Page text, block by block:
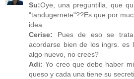
Su:Oye, una preguntilla, que
"tandugernete"??Es que por
idea.
Cerise: Pues de eso se
acordarse bien de los ingrs. es
algo nuevo, no crees?
Adi: Yo creo que debe haber
queso y cada una tiene su